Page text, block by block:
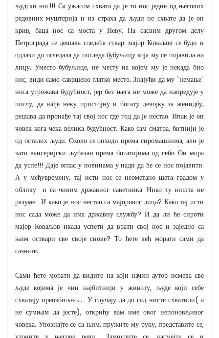
људски нос!!! Са ужасом схвата да је то нос једне од његових
редовних муштерија и из страха да људи не схвате да је он
крив, баца нос са моста у Неву. На сасвим другом делу
Петрограда се дешава следећа ствар: мајор Коваљов се буди и
одлази до огледала да погледа бубуљицу која му се појавила на
лицу. Уместо бубуљице, не месту на којем му је некада био
нос, види само савршено глатко место. Знајући да му `немање`
носа угрожава будућност, јер без њега не може да напредује у
послу, да нађе неку пристојну и богату девојку за женидбу,
решава да пронађе тај свој нос где год да је нестао. Ипак је он
човек кога чека велика будућност. Како сам сматра, битнији је
од осталих људи. Охоло се опходи према сиромашнима, али је
зато вансеријски љубазан према богатијима од себе. Он мора
да успе!!! Даје оглас у новинама у нади да ће се нос појавити.
А у међувремену, тај исти нос се неометано шета градом у
облику и са чином државног саветника. Нико ту ништа не
разуме. И како је нос нестао са мајоровог лица? Како тај исти
нос сада може да има државну службу? И да ли ће сироти
мајор Коваљов икада успети да врати свој нос и заједно са
њим оствари све своје снове? То ћете већ морати сами да
сазнате.
Сами ћете морати да видите на који начин аутор исмева све
људе којима је чин најбитнији у животу, људе који себе
схватају преозбиљно... У случају да до сад нисте схватили( а
не сумњам да јесте), открићу вам име овог непоновљивог
човека. Упознајте се са њим, пружите му руку, представите се,